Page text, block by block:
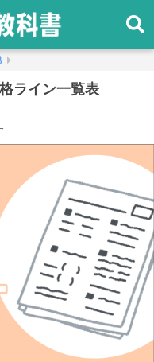
ライン一覧表